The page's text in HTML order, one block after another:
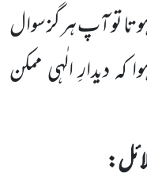
ہوتا تو آپ ہر گز سوال
دیدارِ الٰہی ممکن